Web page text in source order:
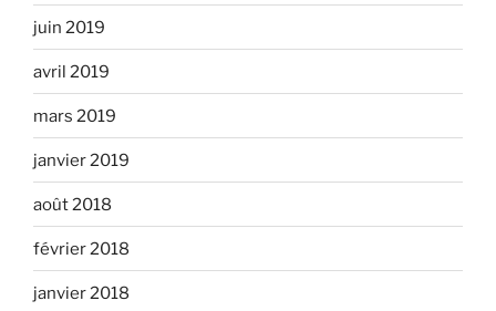
juin 2019
avril 2019
mars 2019
janvier 2019
août 2018
février 2018
janvier 2018